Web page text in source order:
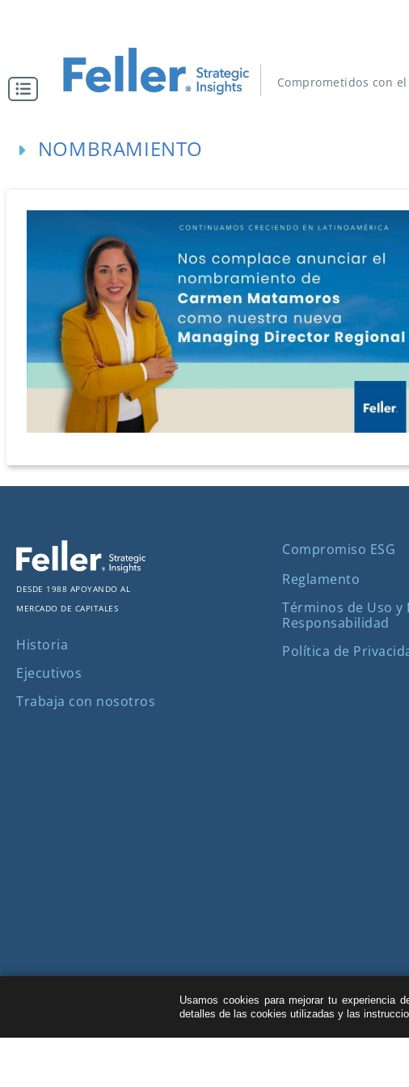
Comprometidos con
NOMBRAMIENTO
Desde 1988 apoyando al
mercado de capitales
Historia
Ejecutivos
Trabaja con nosotros
Compromiso ESG
Reglamento
Términos de Uso y
Responsabilidad
Política de
Usamos cookies para mejorar tu experiencia
detalles de las cookies utilizadas y las